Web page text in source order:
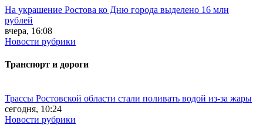
На украшение Ростова ко Дню города выделено 16 млн
рублей
вчера, 16:08
Новости рубрики
Транспорт и дороги
Трассы Ростовской области стали поливать водой из-за жары
сегодня, 10:24
Новости рубрики